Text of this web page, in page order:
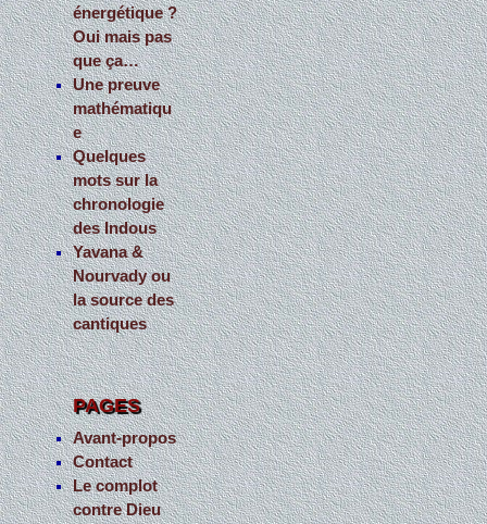
énergétique ?
Oui mais pas
que ça…
Une preuve
mathématiqu
e
Quelques
mots sur la
chronologie
des Indous
Yavana &
Nourvady ou
la source des
cantiques
PAGES
Avant-propos
Contact
Le complot
contre Dieu